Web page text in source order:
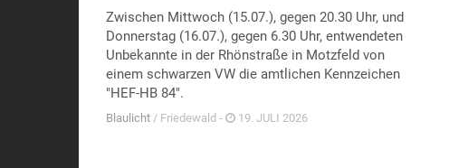
Zwischen Mittwoch (15.07.), gegen 20.30 Uhr, und
Donnerstag (16.07.), gegen 6.30 Uhr, entwendeten
Unbekannte in der Rhönstraße in Motzfeld von
einem schwarzen VW die amtlichen Kennzeichen
"HEF-HB 84".
Blaulicht / Friedewald - 19. JULI 2026